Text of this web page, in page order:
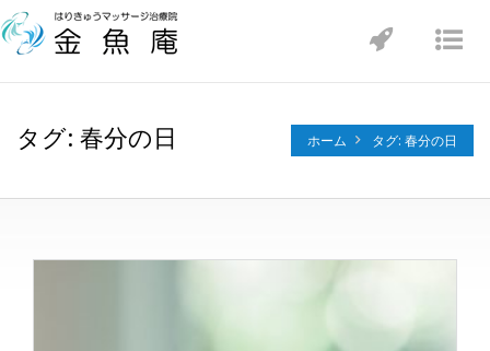
タグ: 春分の日 ホーム タグ: 春分の日